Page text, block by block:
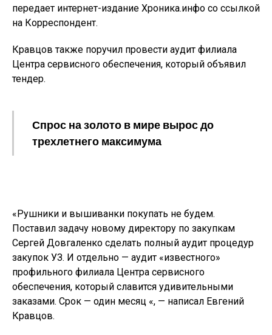
передает интернет-издание Хроника.инфо со ссылкой
на Корреспондент.
Кравцов также поручил провести аудит филиала
Центра сервисного обеспечения, который объявил
тендер.
Спрос на золото в мире вырос до
трехлетнего максимума
«Рушники и вышиванки покупать не будем.
Поставил задачу новому директору по закупкам
Сергей Довгаленко сделать полный аудит процедур
закупок УЗ. И отдельно — аудит «известного»
профильного филиала Центра сервисного
обеспечения, который славится удивительными
заказами. Срок — один месяц «, — написал Евгений
Кравцов.